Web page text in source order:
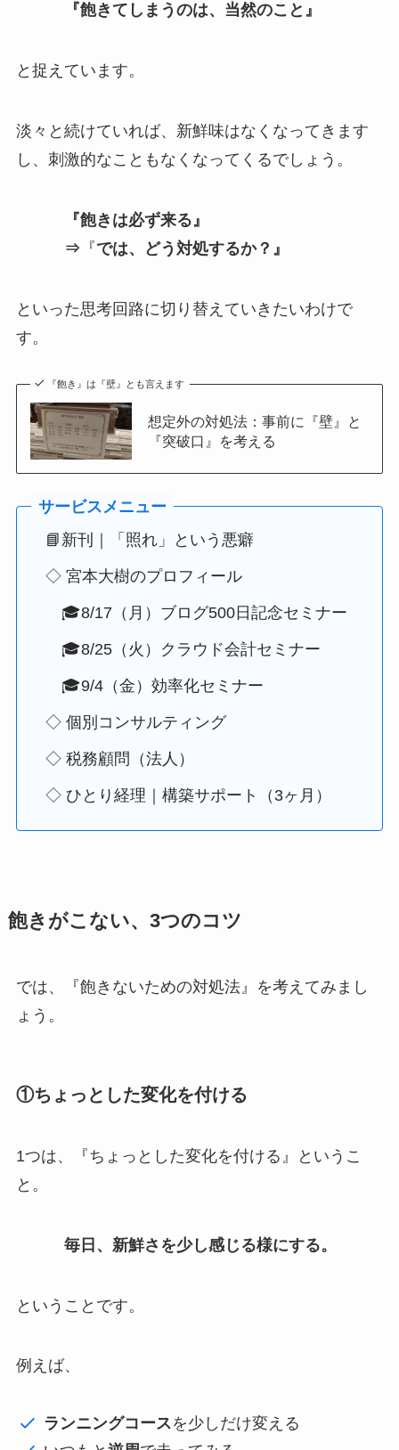
『飽きてしまうのは、当然のこと』
と捉えています。
淡々と続けていれば、新鮮味はなくなってきます
し、刺激的なこともなくなってくるでしょう。
『飽きは必ず来る』
⇒ 『では、どう対処するか？』
といった思考回路に切り替えていきたいわけで
す。
『飽き』は『壁』とも言えます
想定外の対処法：事前に『壁』と
『突破口』を考える
📘新刊｜「照れ」という悪癖
◇ 宮本大樹のプロフィール
🎓8/17（月）ブログ500日記念セミナー
🎓8/25（火）クラウド会計セミナー
🎓9/4（金）効率化セミナー
◇ 個別コンサルティング
◇ 税務顧問（法人）
◇ ひとり経理｜構築サポート（3ヶ月）
飽きがこない、3つのコツ
では、『飽きないための対処法』を考えてみまし
ょう。
①ちょっとした変化を付ける
1つは、『ちょっとした変化を付ける』というこ
と。
毎日、新鮮さを少し感じる様にする。
ということです。
例えば、
ランニングコースを少しだけ変える